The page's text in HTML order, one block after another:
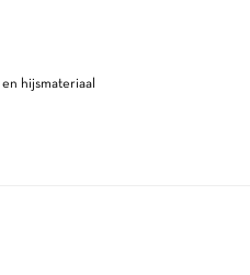
hijsmateriaal